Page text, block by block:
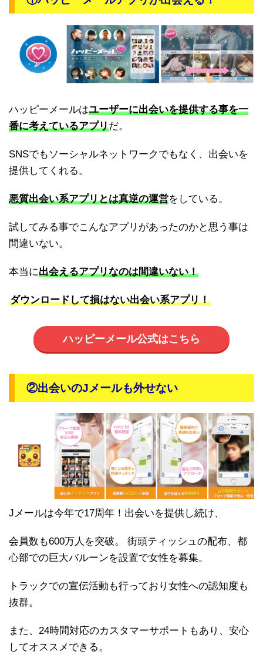
ハッピーメールはユーザーに出会いを提供する事を一
番に考えているアプリだ。
SNSでもソーシャルネットワークでもなく、出会いを
提供してくれる。
悪質出会い系アプリとは真逆の運営をしている。
試してみる事でこんなアプリがあったのかと思う事は
間違いない。
本当に出会えるアプリなのは間違いない！
ダウンロードして損はない出会い系アプリ！
ハッピーメール公式はこちら
②出会いのJメールも外せない
Jメールは今年で17周年！出会いを提供し続け、
会員数も600万人を突破。 街頭ティッシュの配布、都
心部での巨大バルーンを設置で女性を募集。
トラックでの宣伝活動も行っており女性への認知度も
抜群。
また、24時間対応のカスタマーサポートもあり、安心
してオススメできる。